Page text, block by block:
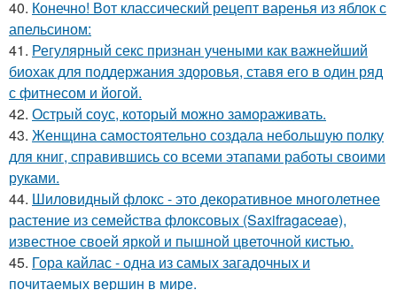
40. Конечно! Вот классический рецепт варенья из яблок с
апельсином:
41. Регулярный секс признан учеными как важнейший
биохак для поддержания здоровья, ставя его в один ряд
с фитнесом и йогой.
42. Острый соус, который можно замораживать.
43. Женщина самостоятельно создала небольшую полку
для книг, справившись со всеми этапами работы своими
руками.
44. Шиловидный флокс - это декоративное многолетнее
растение из семейства флоксовых (Saxifragaceae),
известное своей яркой и пышной цветочной кистью.
45. Гора кайлас - одна из самых загадочных и
почитаемых вершин в мире.